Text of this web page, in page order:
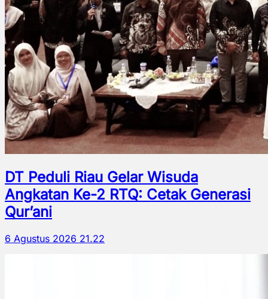
DT Peduli Riau Gelar Wisuda
Angkatan Ke-2 RTQ: Cetak Generasi
Qur’ani
6 Agustus 2026 21.22